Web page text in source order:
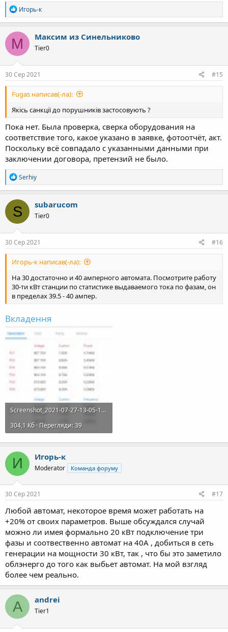
Р
е
а
к
ц
і
ї
:
Игорь-к
М Максим из Синельниково
Tier0
30 Сер 2021 #15
Fugas написав(-ла):
Якісь санкції до порушників застосовують ?
Пока нет. Была проверка, сверка оборудования на
соответствие того, какое указано в заявке, фотоотчёт, акт.
Поскольку всё совпадало с указанными данными при
заключении договора, претензий не было.
Р
е
а
к
ц
і
ї
:
Serhiy
S subarucom
Tier0
30 Сер 2021 #16
Игорь-к написав(-ла):
На 30 достаточно и 40 амперного автомата. Посмотрите работу
30-ти кВт станции по статистике выдаваемого тока по фазам, он
в пределах 39.5 - 40 ампер.
Вкладення
Screenshot_2021-07-27-13-05-18-194_com.ginlong.home.jpg
304,1 Кб · Перегляди: 39
И Игорь-к
Moderator Команда форуму
30 Сер 2021 #17
Любой автомат, некоторое время может работать на
+20% от своих параметров. Выше обсуждался случай
можно ли имея формально 20 кВт подключение три
фазы и соотвественно автомат на 40А , добиться в сеть
генерации на мощности 30 кВт, так , что бы это заметило
облэнерго до того как выбьет автомат. На мой взгляд
более чем реально.
A andrei
Tier1